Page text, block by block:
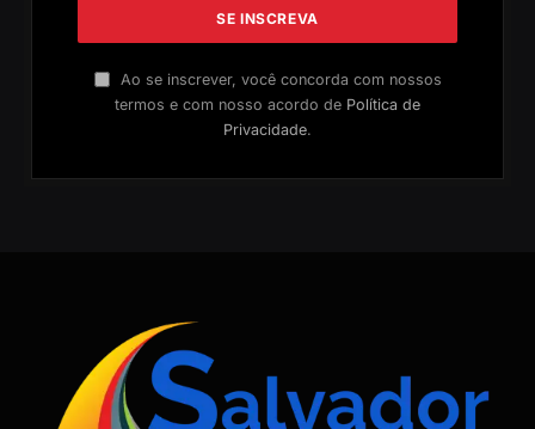
Ao se inscrever, você concorda com nossos
termos e com nosso acordo de Política de
Privacidade.